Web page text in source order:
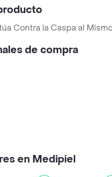
Contra la Caspa al
de compra
en Medipiel